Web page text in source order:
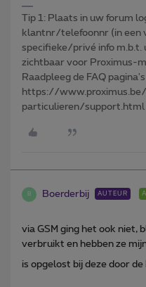
Tip 1: Plaats in uw forum
klantnr/telefoonnr (in een
specifieke/privé info m.b.t.
zichtbaar voor Proximus-
Raadpleeg de FAQ pagina's
https://
particulieren/support.html
B Boerderbij AUTEUR
via GSM ging het ook niet,
verbruikt en hebben ze
is opgelost bij deze door de